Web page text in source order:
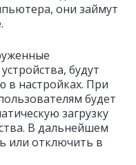
они займут
будут
в настройках. При
будет
загрузку
В дальнейшем
или отключить в